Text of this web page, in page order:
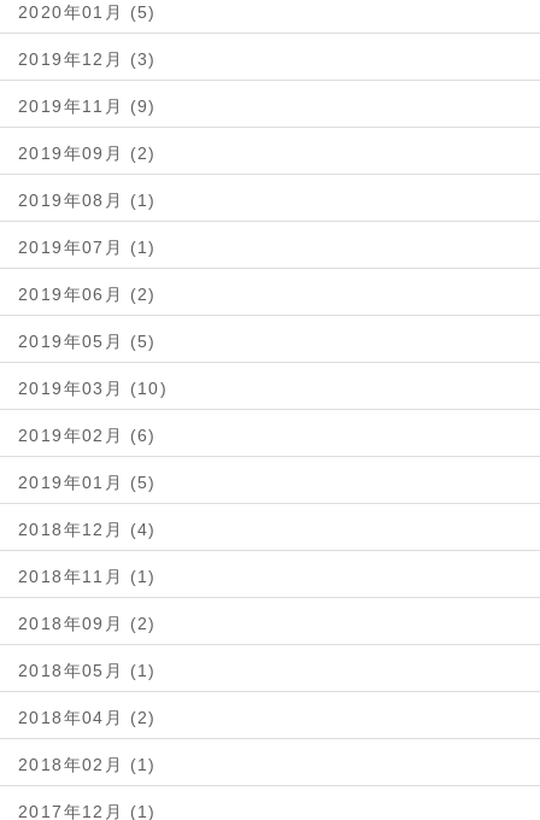
2020年01月 (5)
2019年12月 (3)
2019年11月 (9)
2019年09月 (2)
2019年08月 (1)
2019年07月 (1)
2019年06月 (2)
2019年05月 (5)
2019年03月 (10)
2019年02月 (6)
2019年01月 (5)
2018年12月 (4)
2018年11月 (1)
2018年09月 (2)
2018年05月 (1)
2018年04月 (2)
2018年02月 (1)
2017年12月 (1)